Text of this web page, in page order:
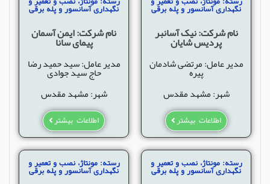
نگهداری آسانسور و پله برقی
نام شرکت: نیک آسانبر
پردیس شایان
مدیر عامل: مرتضی شادمان
پیره
شهر: مشهد مقدس
اطلاعات بیشتر
نگهداری آسانسور و پله برقی
نام شرکت: ایمن آسمان
پیمای سانا
مدیر عامل: سید حمید رضا
حاج سید جوادی
شهر: مشهد مقدس
اطلاعات بیشتر
رسته: مونتاژ، نصب و تعمیر و
نگهداری آسانسور و پله برقی رسته: مونتاژ، نصب و تعمیر و
نگهداری آسانسور و پله برقی